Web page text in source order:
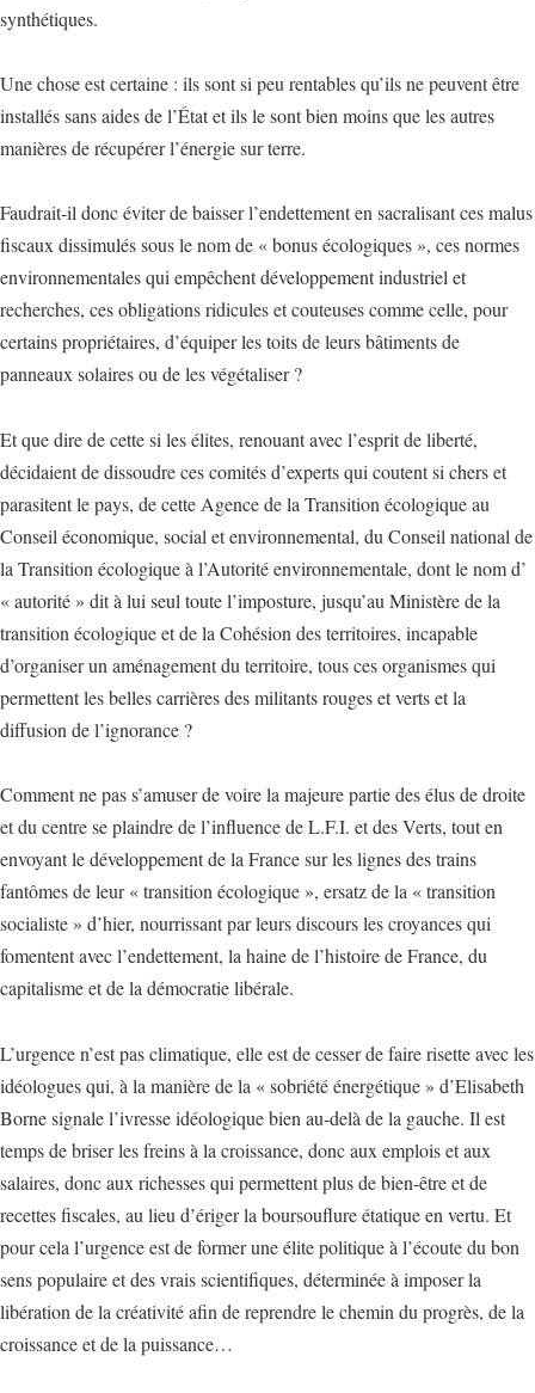
synthétiques.
Une chose est certaine : ils sont si peu rentables qu’ils ne peuvent être
installés sans aides de l’État et ils le sont bien moins que les autres
manières de récupérer l’énergie sur terre.
Faudrait-il donc éviter de baisser l’endettement en sacralisant ces malus
fiscaux dissimulés sous le nom de « bonus écologiques », ces normes
environnementales qui empêchent développement industriel et
recherches, ces obligations ridicules et couteuses comme celle, pour
certains propriétaires, d’équiper les toits de leurs bâtiments de
panneaux solaires ou de les végétaliser ?
Et que dire de cette si les élites, renouant avec l’esprit de liberté,
décidaient de dissoudre ces comités d’experts qui coutent si chers et
parasitent le pays, de cette Agence de la Transition écologique au
Conseil économique, social et environnemental, du Conseil national de
la Transition écologique à l’Autorité environnementale, dont le nom d’
« autorité » dit à lui seul toute l’imposture, jusqu’au Ministère de la
transition écologique et de la Cohésion des territoires, incapable
d’organiser un aménagement du territoire, tous ces organismes qui
permettent les belles carrières des militants rouges et verts et la
diffusion de l’ignorance ?
Comment ne pas s’amuser de voire la majeure partie des élus de droite
et du centre se plaindre de l’influence de L.F.I. et des Verts, tout en
envoyant le développement de la France sur les lignes des trains
fantômes de leur « transition écologique », ersatz de la « transition
socialiste » d’hier, nourrissant par leurs discours les croyances qui
fomentent avec l’endettement, la haine de l’histoire de France, du
capitalisme et de la démocratie libérale.
L’urgence n’est pas climatique, elle est de cesser de faire risette avec les
idéologues qui, à la manière de la « sobriété énergétique » d’Elisabeth
Borne signale l’ivresse idéologique bien au-delà de la gauche. Il est
temps de briser les freins à la croissance, donc aux emplois et aux
salaires, donc aux richesses qui permettent plus de bien-être et de
recettes fiscales, au lieu d’ériger la boursouflure étatique en vertu. Et
pour cela l’urgence est de former une élite politique à l’écoute du bon
sens populaire et des vrais scientifiques, déterminée à imposer la
libération de la créativité afin de reprendre le chemin du progrès, de la
croissance et de la puissance…